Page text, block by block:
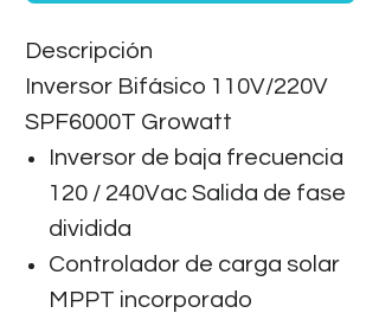
Descripción
Inversor Bifásico 110V/220V
SPF6000T Growatt
Inversor de baja frecuencia
120 / 240Vac Salida de fase
dividida
Controlador de carga solar
MPPT incorporado